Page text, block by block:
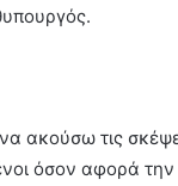
ακούσω τις
όσον αφορά την